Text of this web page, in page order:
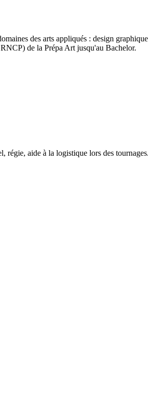
des arts appliqués : design
de la Prépa Art jusqu'au Bachelor.
régie, aide à la logistique lors des tournages.